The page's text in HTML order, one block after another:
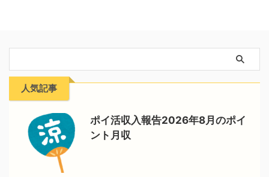
人気記事
ポイ活収入報告2026年8月のポイ
ント月収